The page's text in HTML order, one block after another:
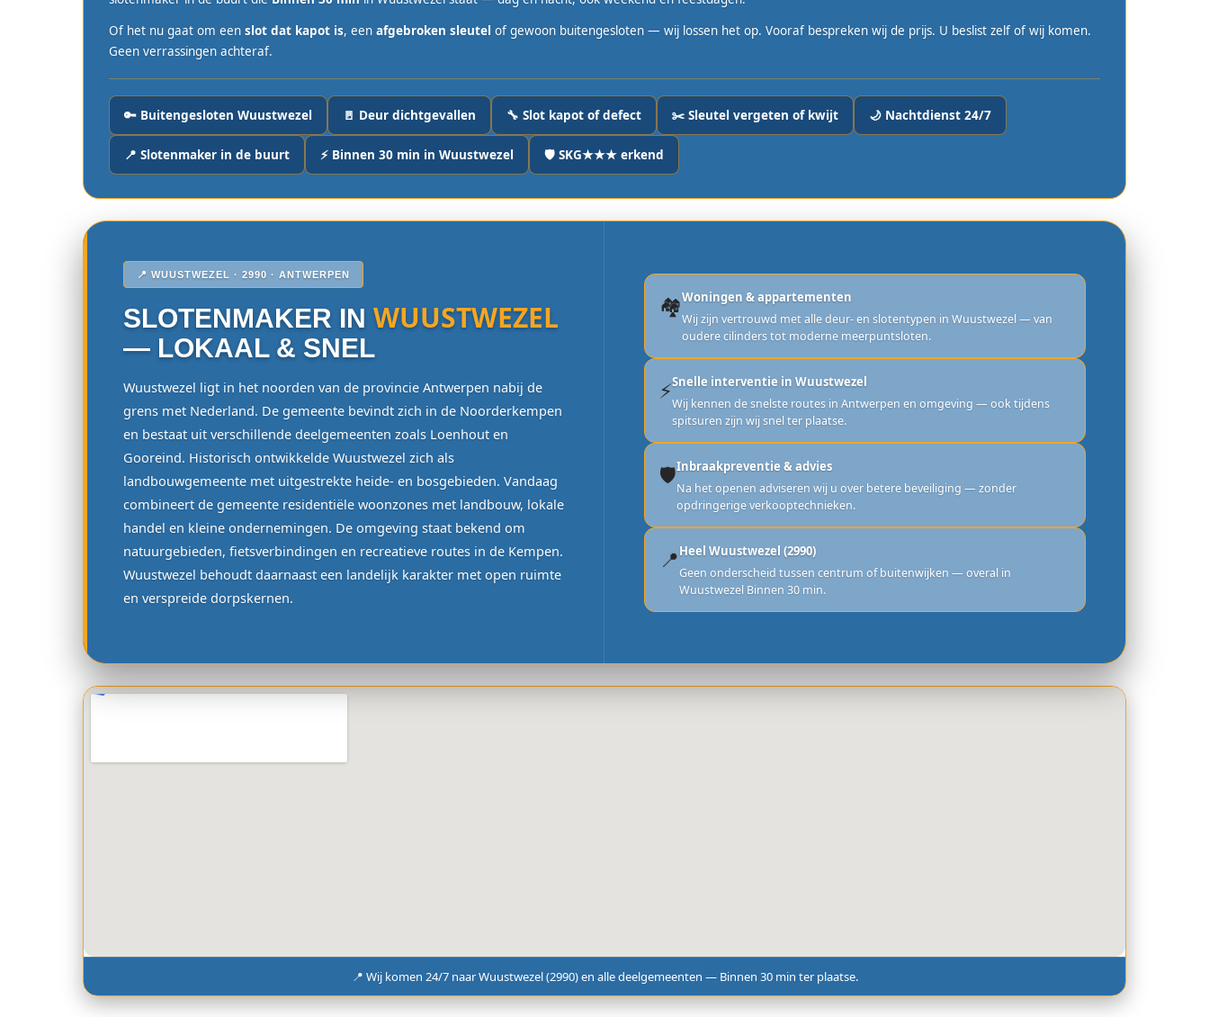
Of het nu gaat om een slot dat kapot is, een afgebroken sleutel of gewoon buitengesloten — wij lossen het op. Vooraf bespreken wij de prijs. U beslist zelf of wij komen.
Geen verrassingen achteraf.
🔑 Buitengesloten Wuustwezel 🚪 Deur dichtgevallen 🔧 Slot kapot of defect ✂️ Sleutel vergeten of kwijt 🌙 Nachtdienst 24/7
📍 Slotenmaker in de buurt ⚡ Binnen 30 min in Wuustwezel 🛡️ SKG★★★ erkend
📍 WUUSTWEZEL · 2990 · ANTWERPEN
SLOTENMAKER IN WUUSTWEZEL
— LOKAAL & SNEL
Wuustwezel ligt in het noorden van de provincie Antwerpen nabij de
grens met Nederland. De gemeente bevindt zich in de Noorderkempen
en bestaat uit verschillende deelgemeenten zoals Loenhout en
Gooreind. Historisch ontwikkelde Wuustwezel zich als
landbouwgemeente met uitgestrekte heide- en bosgebieden. Vandaag
combineert de gemeente residentiële woonzones met landbouw, lokale
handel en kleine ondernemingen. De omgeving staat bekend om
natuurgebieden, fietsverbindingen en recreatieve routes in de Kempen.
Wuustwezel behoudt daarnaast een landelijk karakter met open ruimte
en verspreide dorpskernen.
🏘️Woningen & appartementen
Wij zijn vertrouwd met alle deur- en slotentypen in Wuustwezel — van
oudere cilinders tot moderne meerpuntsloten.
⚡Snelle interventie in Wuustwezel
Wij kennen de snelste routes in Antwerpen en omgeving — ook tijdens
spitsuren zijn wij snel ter plaatse.
🛡️Inbraakpreventie & advies
Na het openen adviseren wij u over betere beveiliging — zonder
opdringerige verkooptechnieken.
📍Heel Wuustwezel (2990)
Geen onderscheid tussen centrum of buitenwijken — overal in
Wuustwezel Binnen 30 min.
📍 Wij komen 24/7 naar Wuustwezel (2990) en alle deelgemeenten — Binnen 30 min ter plaatse.